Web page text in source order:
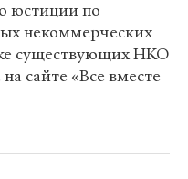
юстиции по
некоммерческих
существующих НКО
сайте «Все вместе